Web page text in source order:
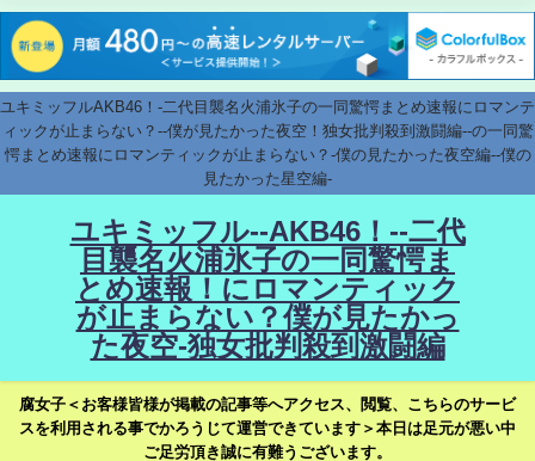
ユキミッフルAKB46！-二代目襲名火浦氷子の一同驚愕まとめ速報にロマンテ
ィックが止まらない？--僕が見たかった夜空！独女批判殺到激闘編--の一同驚
愕まとめ速報にロマンティックが止まらない？-僕の見たかった夜空編--僕の
見たかった星空編-
ユキミッフル--AKB46！--二代
目襲名火浦氷子の一同驚愕ま
とめ速報！にロマンティック
が止まらない？僕が見たかっ
た夜空-独女批判殺到激闘編
腐女子＜お客様皆様が掲載の記事等へアクセス、閲覧、こちらのサービ
スを利用される事でかろうじて運営できています＞本日は足元が悪い中
ご足労頂き誠に有難うございます。